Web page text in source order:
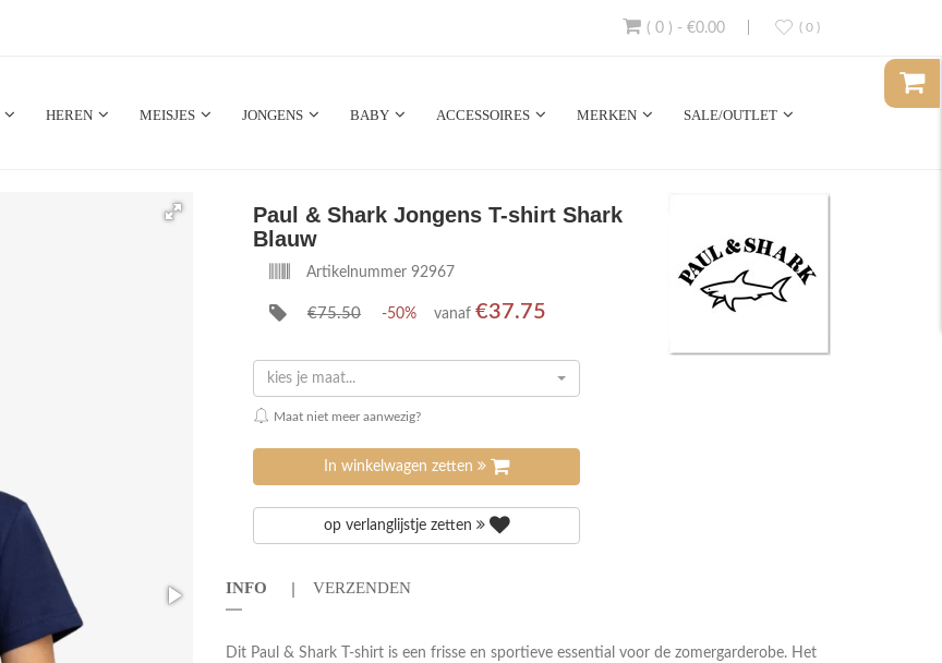
( 0 )
( 0 ) - €0.00
HEREN MEISJES JONGENS BABY ACCESSOIRES MERKEN SALE/OUTLET
Paul & Shark Jongens T-shirt Shark
Blauw
Artikelnummer 92967
€75.50 -50% vanaf €37.75
kies je maat...
Maat niet meer aanwezig?
In winkelwagen zetten
op verlanglijstje zetten
INFO VERZENDEN
Dit Paul & Shark T-shirt is een frisse en sportieve essential voor de zomergarderobe. Het